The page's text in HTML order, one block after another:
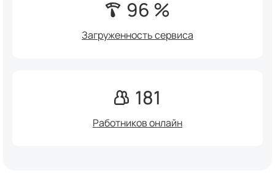
96 %
Загруженность сервиса
181
Работников онлайн